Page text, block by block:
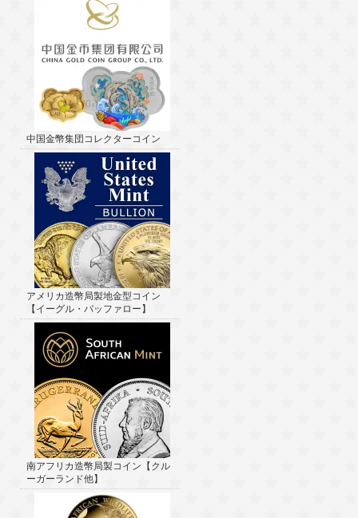
中国金幣集団コレクターコイン
アメリカ造幣局製地金型コイン
【イーグル・バッファロー】
南アフリカ造幣局製コイン【クル
ーガーランド他】